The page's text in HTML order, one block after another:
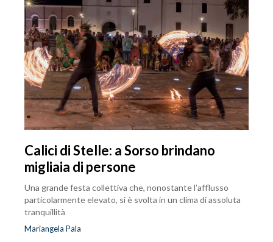
Calici di Stelle: a Sorso brindano
migliaia di persone
Una grande festa collettiva che, nonostante l’afflusso
particolarmente elevato, si è svolta in un clima di assoluta
tranquillità
Mariangela Pala